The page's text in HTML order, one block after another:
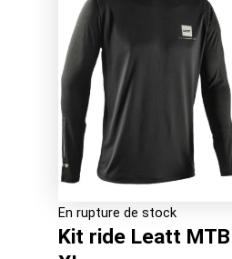
En rupture de stock
Kit ride Leatt